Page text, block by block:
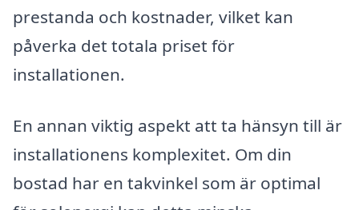
prestanda och kostnader, vilket kan
påverka det totala priset för
installationen.
En annan viktig aspekt att ta hänsyn till är
installationens komplexitet. Om din
bostad har en takvinkel som är optimal